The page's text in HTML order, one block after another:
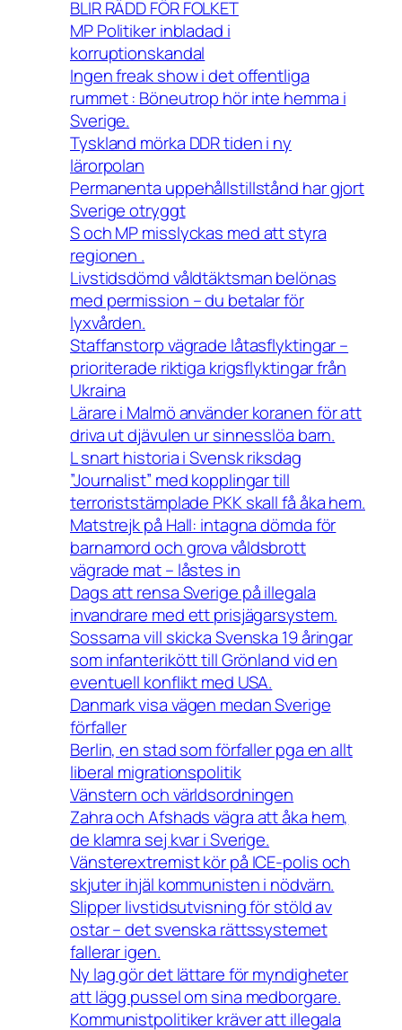
BLIR RÄDD FÖR FOLKET
MP Politiker inbladad i
korruptionskandal
Ingen freak show i det offentliga
rummet : Böneutrop hör inte hemma i
Sverige.
Tyskland mörka DDR tiden i ny
lärorpolan
Permanenta uppehållstillstånd har gjort
Sverige otryggt
S och MP misslyckas med att styra
regionen .
Livstidsdömd våldtäktsman belönas
med permission – du betalar för
lyxvården.
Staffanstorp vägrade låtasflyktingar –
prioriterade riktiga krigsflyktingar från
Ukraina
Lärare i Malmö använder koranen för att
driva ut djävulen ur sinnesslöa barn.
L snart historia i Svensk riksdag
”Journalist” med kopplingar till
terroriststämplade PKK skall få åka hem.
Matstrejk på Hall: intagna dömda för
barnamord och grova våldsbrott
vägrade mat – låstes in
Dags att rensa Sverige på illegala
invandrare med ett prisjägarsystem.
Sossarna vill skicka Svenska 19 åringar
som infanterikött till Grönland vid en
eventuell konflikt med USA.
Danmark visa vägen medan Sverige
förfaller
Berlin, en stad som förfaller pga en allt
liberal migrationspolitik
Vänstern och världsordningen
Zahra och Afshads vägra att åka hem,
de klamra sej kvar i Sverige.
Vänsterextremist kör på ICE-polis och
skjuter ihjäl kommunisten i nödvärn.
Slipper livstidsutvisning för stöld av
ostar – det svenska rättssystemet
fallerar igen.
Ny lag gör det lättare för myndigheter
att lägg pussel om sina medborgare.
Kommunistpolitiker kräver att illegala